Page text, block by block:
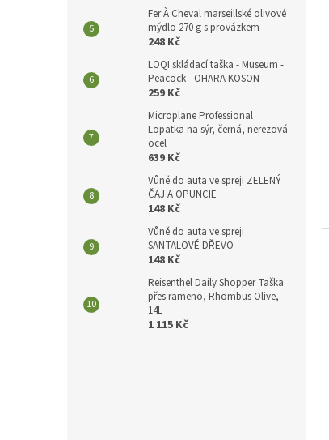
Fer À Cheval marseillské olivové
mýdlo 270 g s provázkem
248 Kč
LOQI skládací taška - Museum -
Peacock - OHARA KOSON
259 Kč
Microplane Professional
Lopatka na sýr, černá, nerezová
ocel
639 Kč
Vůně do auta ve spreji ZELENÝ
ČAJ A OPUNCIE
148 Kč
Vůně do auta ve spreji
SANTALOVÉ DŘEVO
148 Kč
Reisenthel Daily Shopper Taška
přes rameno, Rhombus Olive,
14L
1 115 Kč